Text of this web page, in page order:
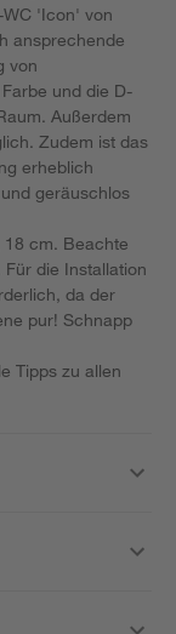
'Icon' von
ansprechende
von
und die D-
Außerdem
Zudem ist das
erheblich
geräuschlos
cm. Beachte
die Installation
da der
pur! Schnapp
Tipps zu allen